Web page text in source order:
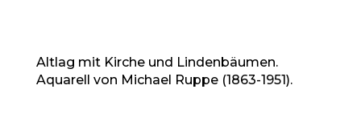
Altlag mit Kirche und Lindenbäumen.
Aquarell von Michael Ruppe (1863-1951).